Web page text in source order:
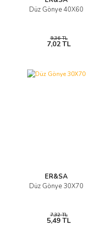
Düz Gönye 40X60
9,36 TL
7,02 TL
ER&SA
Düz Gönye 30X70
7,32 TL
5,49 TL